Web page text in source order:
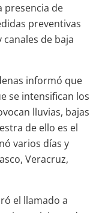
presencia de
preventivas
de baja
informó que
se intensifican los
lluvias, bajas
de ello es el
varios días y
Veracruz,
el llamado a